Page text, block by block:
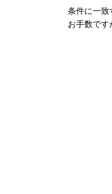
条件に一致
お手数です